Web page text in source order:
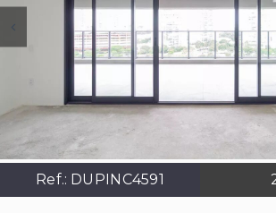
Ref.: DUPINC4591